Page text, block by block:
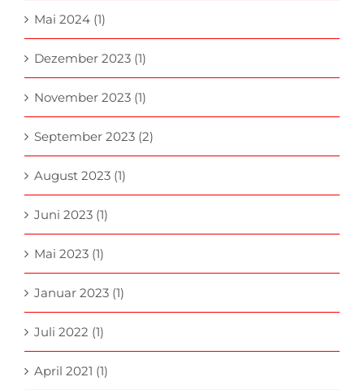
Mai 2024 (1)
Dezember 2023 (1)
November 2023 (1)
September 2023 (2)
August 2023 (1)
Juni 2023 (1)
Mai 2023 (1)
Januar 2023 (1)
Juli 2022 (1)
April 2021 (1)